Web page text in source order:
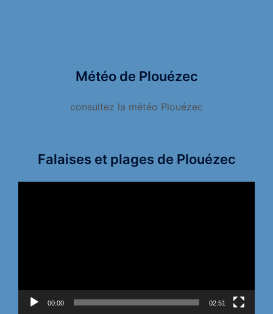
Météo de Plouézec
consultez la météo Plouézec
Falaises et plages de Plouézec
00:00 02:51